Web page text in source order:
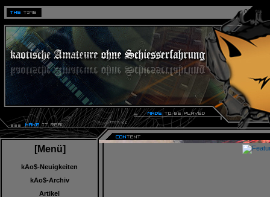
[Menü]
kAo$-Neuigkeiten
kAo$-Archiv
Artikel